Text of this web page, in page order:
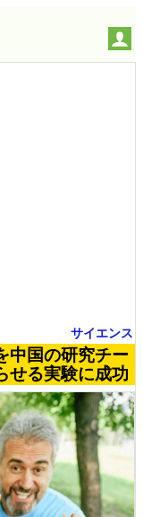
サイエンス
中国の研究チー
せる実験に成功